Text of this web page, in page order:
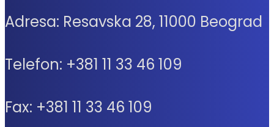
Adresa: Resavska 28, 11000 Beograd
Telefon: +381 11 33 46 109
Fax: +381 11 33 46 109